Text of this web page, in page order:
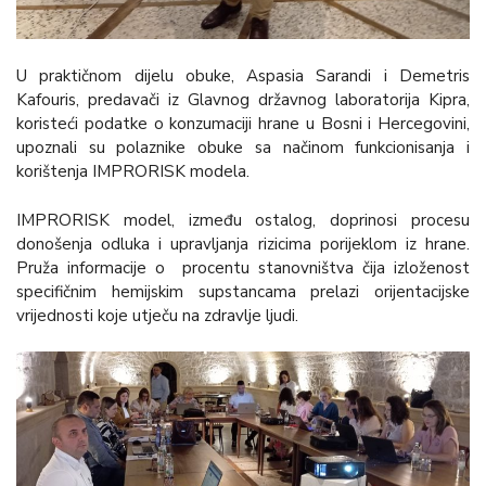
U praktičnom dijelu obuke, Aspasia Sarandi i Demetris
Kafouris, predavači iz Glavnog državnog laboratorija Kipra,
koristeći podatke o konzumaciji hrane u Bosni i Hercegovini,
upoznali su polaznike obuke sa načinom funkcionisanja i
korištenja IMPRORISK modela.
IMPRORISK model, između ostalog, doprinosi procesu
donošenja odluka i upravljanja rizicima porijeklom iz hrane.
Pruža informacije o procentu stanovništva čija izloženost
specifičnim hemijskim supstancama prelazi orijentacijske
vrijednosti koje utječu na zdravlje ljudi.